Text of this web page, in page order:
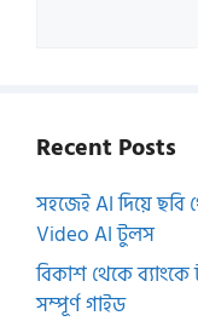
Recent Posts
সহজেই AI দিয়ে
Video AI টুলস
বিকাশ থেকে
সম্পূর্ণ গাইড